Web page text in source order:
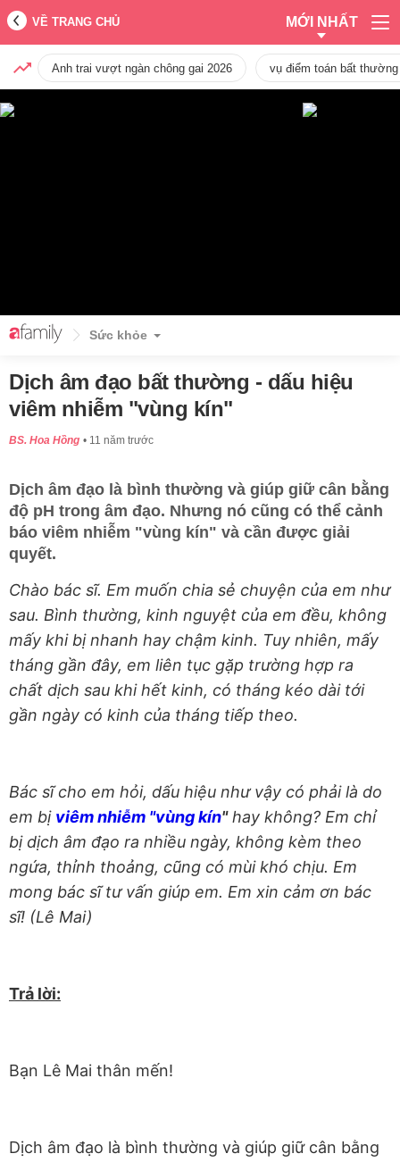
VỀ TRANG CHỦ MỚI NHẤT
Anh trai vượt ngàn chông gai 2026 vụ điểm toán bất
Sức khỏe
Dịch âm đạo bất thường - dấu hiệu
viêm nhiễm "vùng kín"
BS. Hoa Hồng 11 năm trước
Dịch âm đạo là bình thường và giúp giữ cân bằng
độ pH trong âm đạo. Nhưng nó cũng có thể cảnh
báo viêm nhiễm "vùng kín" và cần được giải
quyết.
Chào bác sĩ. Em muốn chia sẻ chuyện của em như
sau. Bình thường, kinh nguyệt của em đều, không
mấy khi bị nhanh hay chậm kinh. Tuy nhiên, mấy
tháng gần đây, em liên tục gặp trường hợp ra
chất dịch sau khi hết kinh, có tháng kéo dài tới
gần ngày có kinh của tháng tiếp theo.
Bác sĩ cho em hỏi, dấu hiệu như vậy có phải là do
em bị viêm nhiễm "vùng kín"hay không? Em chỉ
bị dịch âm đạo ra nhiều ngày, không kèm theo
ngứa, thỉnh thoảng, cũng có mùi khó chịu. Em
mong bác sĩ tư vấn giúp em. Em xin cảm ơn bác
sĩ! (Lê Mai)
Trả lời:
Bạn Lê Mai thân mến!
Dịch âm đạo là bình thường và giúp giữ cân bằng